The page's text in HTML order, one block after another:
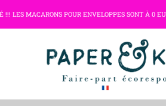
!!! LES MACARONS POUR ENVELOPPES SONT À 0